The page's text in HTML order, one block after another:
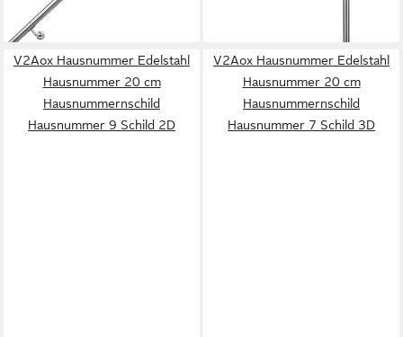
in 2-3 Werktagen bei dir
V2Aox Hausnummer Edelstahl
Hausnummer 20 cm
Hausnummernschild
Hausnummer 9 Schild 2D
V2Aox Hausnummer Edelstahl
Hausnummer 20 cm
Hausnummernschild
Hausnummer 7 Schild 3D